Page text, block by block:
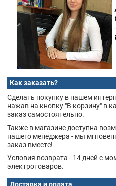
Как заказать?
Сделать покупку в нашем
нажав на кнопку "В корзину" в
заказ самостоятельно.
Также в магазине доступна
нашего менеджера - мы
заказ вместе!
Условия возврата - 14 дней с
электротоваров.